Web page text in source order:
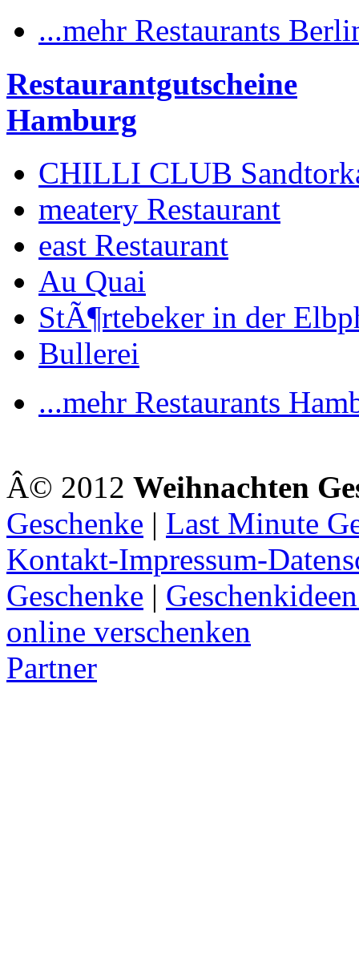
...mehr Restaurants
Restaurantgutscheine
Hamburg
CHILLI CLUB
meatery Restaurant
east Restaurant
Au Quai
StÃ¶rtebeker in der
Bullerei
...mehr Restaurants
Â© 2012 Weihnachten
Geschenke | Last Minute
Kontakt-Impressum-
Geschenke |
online verschenken
Partner